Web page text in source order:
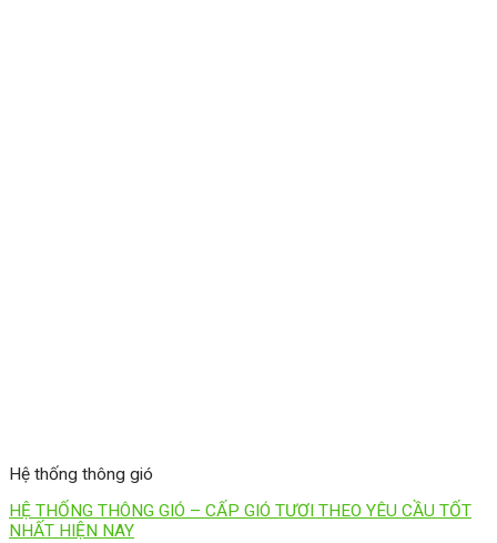
Hệ thống thông gió
HỆ THỐNG THÔNG GIÓ – CẤP GIÓ TƯƠI THEO YÊU CẦU TỐT
NHẤT HIỆN NAY